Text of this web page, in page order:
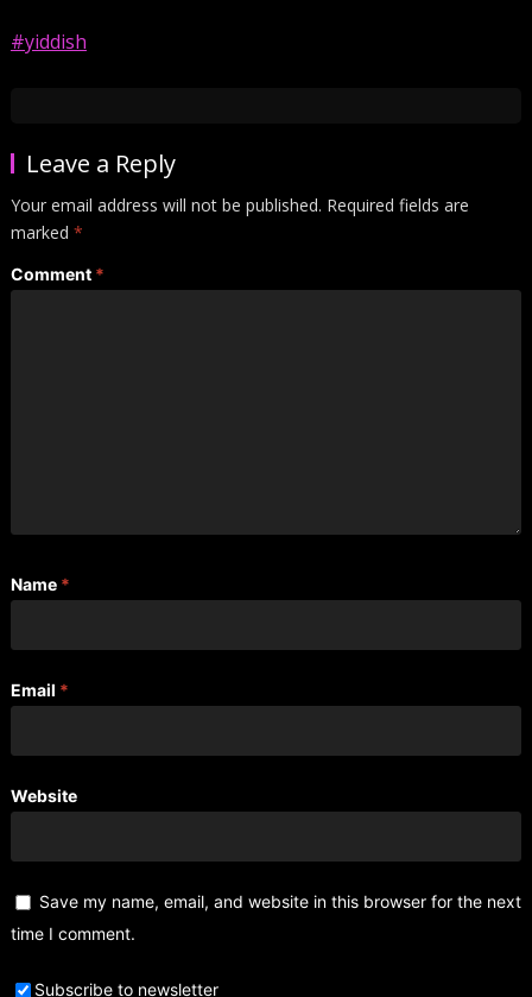
#yiddish
Leave a Reply
Your email address will not be published. Required fields are
marked *
Comment *
Name *
Email *
Website
Save my name, email, and website in this browser for the next
time I comment.
Subscribe to newsletter